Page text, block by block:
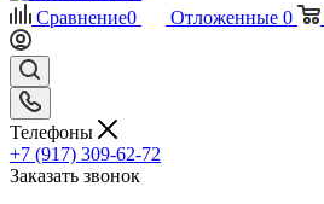
Сравнение0 Отложенные 0
Телефоны
+7 (917) 309-62-72
Заказать звонок